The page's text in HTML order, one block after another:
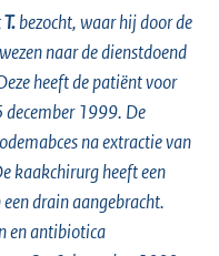
T.bezocht, waar hij door de
naar de dienstdoend
heeft de patiënt voor
december 1999. De
na extractie van
kaakchirurg heeft een
drain aangebracht.
en antibiotica